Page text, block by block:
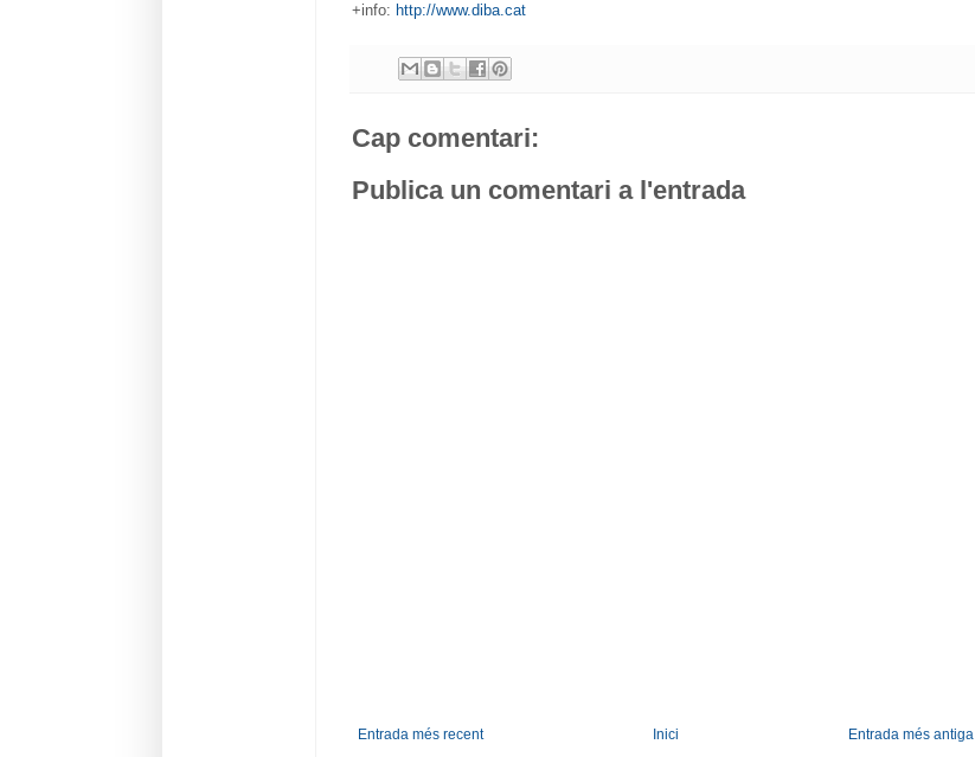
+info: http://www.diba.cat
Cap comentari:
Publica un comentari a l'entrada
Entrada més recent Entrada més antiga
Inici